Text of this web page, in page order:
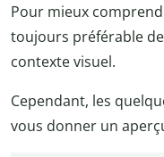
Pour mieux
toujours préférable
contexte visuel.
Cependant, les
vous donner un